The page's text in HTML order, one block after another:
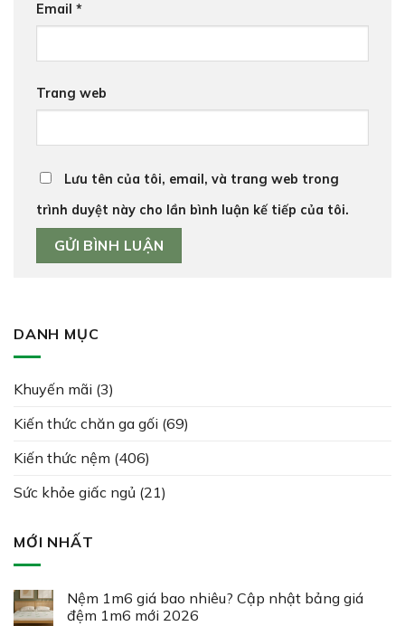
Email *
Trang web
Lưu tên của tôi, email, và trang web trong
trình duyệt này cho lần bình luận kế tiếp của tôi.
DANH MỤC
Khuyến mãi (3)
Kiến thức chăn ga gối (69)
Kiến thức nệm (406)
Sức khỏe giấc ngủ (21)
MỚI NHẤT
Nệm 1m6 giá bao nhiêu? Cập nhật bảng giá
đệm 1m6 mới 2026